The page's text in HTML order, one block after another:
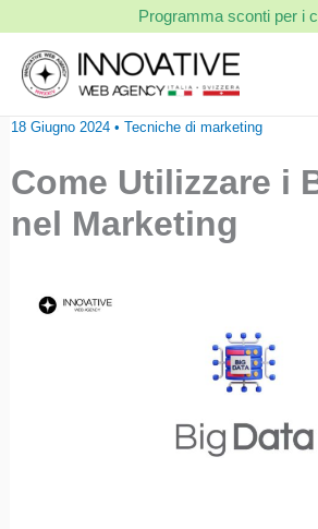
contenuto
Programma sconti per i
18 Giugno 2024 • Tecniche di marketing
Come Utilizzare i
nel Marketing